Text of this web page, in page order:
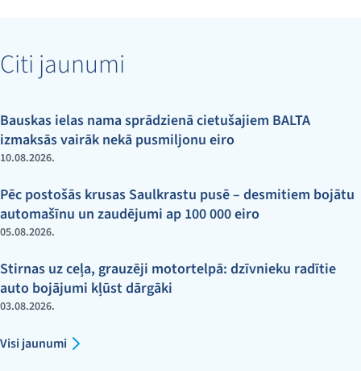
Citi jaunumi
Bauskas ielas nama sprādzienā cietušajiem BALTA
izmaksās vairāk nekā pusmiljonu eiro
10.08.2026.
Pēc postošās krusas Saulkrastu pusē – desmitiem bojātu
automašīnu un zaudējumi ap 100 000 eiro
05.08.2026.
Stirnas uz ceļa, grauzēji motortelpā: dzīvnieku radītie
auto bojājumi kļūst dārgāki
03.08.2026.
Visi jaunumi